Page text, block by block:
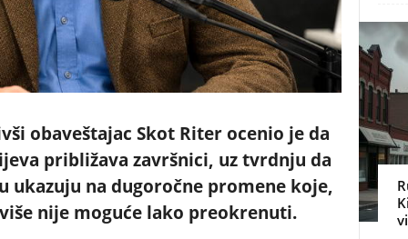
obaveštajac Skot Riter ocenio je da
približava završnici, uz tvrdnju da
ukazuju na dugoročne promene koje,
nije moguće lako preokrenuti.